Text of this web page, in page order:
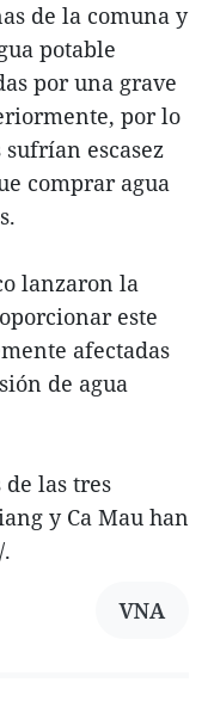
de la comuna y
potable
por una grave
por lo
escasez
comprar agua
lanzaron la
este
afectadas
de agua
las tres
y Ca Mau han
VNA